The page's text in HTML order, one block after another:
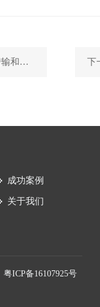
上一篇 : 动物声纹智能识别系统的数据传输和分析能力
成功案例
关于我们
粤ICP备16107925号